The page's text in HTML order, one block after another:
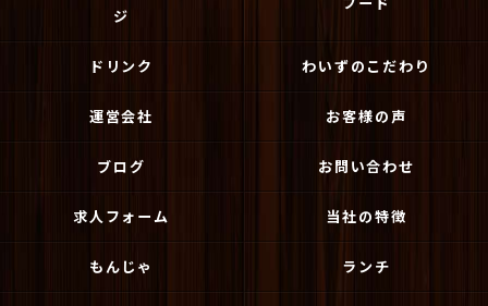
ジ
ドリンク わいずのこだわり
運営会社 お客様の声
ブログ お問い合わせ
求人フォーム 当社の特徴
もんじゃ ランチ